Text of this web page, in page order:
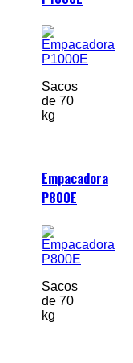
Sacos
de 70
kg
Empacadora
P800E
Sacos
de 70
kg